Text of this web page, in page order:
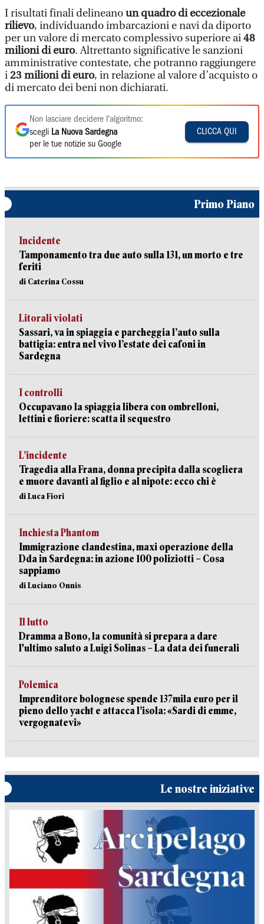
I risultati finali delineanoun quadro di eccezionale
rilievo, individuando imbarcazioni e navi da diporto
per un valore di mercato complessivo superiore ai48
milioni di euro. Altrettanto significative le sanzioni
amministrative contestate, che potranno raggiungere
i23 milioni di euro, in relazione al valore d’acquisto o
di mercato dei beni non dichiarati.
Non lasciare decidere l'algoritmo:
scegli La Nuova Sardegna
per le tue notizie su Google
CLICCA QUI
Primo Piano
Incidente
Tamponamento tra due auto sulla 131, un morto e tre
feriti
di Caterina Cossu
Litorali violati
Sassari, va in spiaggia e parcheggia l’auto sulla
battigia: entra nel vivo l’estate dei cafoni in
Sardegna
I controlli
Occupavano la spiaggia libera con ombrelloni,
lettini e fioriere: scatta il sequestro
L’incidente
Tragedia alla Frana, donna precipita dalla scogliera
e muore davanti al figlio e al nipote: ecco chi è
di Luca Fiori
Inchiesta Phantom
Immigrazione clandestina, maxi operazione della
Dda in Sardegna: in azione 100 poliziotti – Cosa
sappiamo
di Luciano Onnis
Il lutto
Dramma a Bono, la comunità si prepara a dare
l'ultimo saluto a Luigi Solinas – La data dei funerali
Polemica
Imprenditore bolognese spende 137mila euro per il
pieno dello yacht e attacca l’isola: «Sardi di emme,
vergognatevi»
Le nostre iniziative